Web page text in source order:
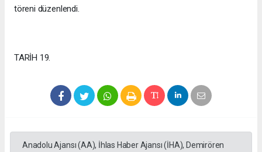
töreni düzenlendi.
TARİH 19.
Anadolu Ajansı (AA), İhlas Haber Ajansı (İHA), Demirören